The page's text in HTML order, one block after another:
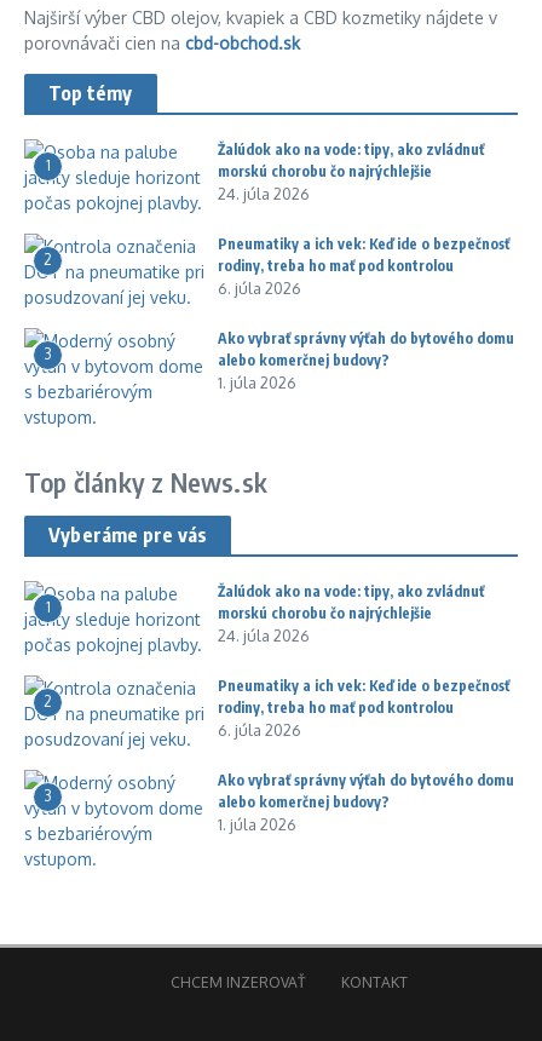
Najširší výber CBD olejov, kvapiek a CBD kozmetiky nájdete v
porovnávači cien na cbd-obchod.sk
Top témy
1
Žalúdok ako na vode: tipy, ako zvládnuť
morskú chorobu čo najrýchlejšie
24. júla 2026
2
Pneumatiky a ich vek: Keď ide o bezpečnosť
rodiny, treba ho mať pod kontrolou
6. júla 2026
3
Ako vybrať správny výťah do bytového domu
alebo komerčnej budovy?
1. júla 2026
Top články z News.sk
Vyberáme pre vás
1
Žalúdok ako na vode: tipy, ako zvládnuť
morskú chorobu čo najrýchlejšie
24. júla 2026
2
Pneumatiky a ich vek: Keď ide o bezpečnosť
rodiny, treba ho mať pod kontrolou
6. júla 2026
3
Ako vybrať správny výťah do bytového domu
alebo komerčnej budovy?
1. júla 2026
CHCEM INZEROVAŤ KONTAKT